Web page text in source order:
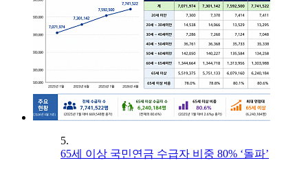
5.
65세 이상 국민연금 수급자 비중 80% ‘돌파’